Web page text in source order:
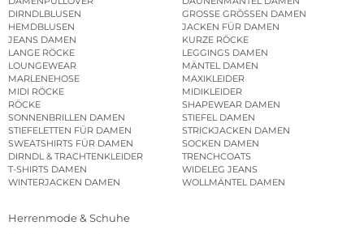
DIRNDLBLUSEN
GROSSE GRÖSSEN DAMEN
HEMDBLUSEN
JACKEN FÜR DAMEN
JEANS DAMEN
KURZE RÖCKE
LANGE RÖCKE
LEGGINGS DAMEN
LOUNGEWEAR
MÄNTEL DAMEN
MARLENEHOSE
MAXIKLEIDER
MIDI RÖCKE
MIDIKLEIDER
RÖCKE
SHAPEWEAR DAMEN
SONNENBRILLEN DAMEN
STIEFEL DAMEN
STIEFELETTEN FÜR DAMEN
STRICKJACKEN DAMEN
SWEATSHIRTS FÜR DAMEN
SOCKEN DAMEN
DIRNDL & TRACHTENKLEIDER
TRENCHCOATS
T-SHIRTS DAMEN
WIDELEG JEANS
WINTERJACKEN DAMEN
WOLLMÄNTEL DAMEN
Herrenmode & Schuhe